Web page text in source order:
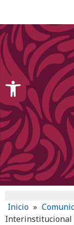
Inicio »
Interinstitucional
Open toolbar